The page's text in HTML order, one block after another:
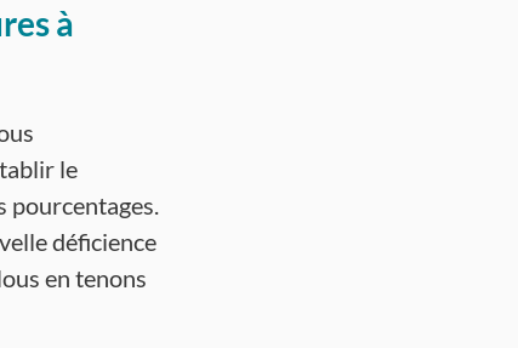
à
le
pourcentages.
déficience
en tenons